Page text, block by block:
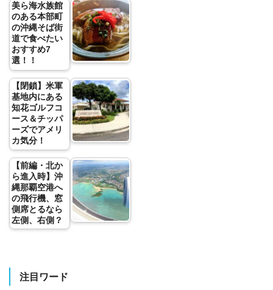
美ら海水族館
のある本部町
の沖縄そば街
道で食べたい
おすすめ7
選！！
【閉鎖】米軍
基地内にある
知花ゴルフコ
ース＆チッパ
ーズでアメリ
カ気分！
【前編・北か
ら進入時】沖
縄那覇空港へ
の飛行機、窓
側席とるなら
左側、右側？
注目ワード